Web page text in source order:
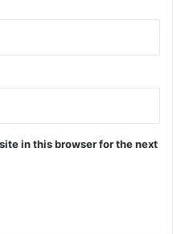
in this browser for the next